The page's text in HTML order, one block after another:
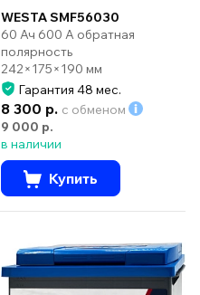
WESTA SMF56030
60 Ач 600 А обратная
полярность
242×175×190 мм
Гарантия 48 мес.
8 300 р. с обменом
9 000 р.
в наличии
Купить